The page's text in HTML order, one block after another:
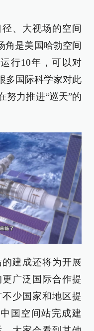
、大视场的空间
是美国哈勃空间
行10年，可以对
多国际科学家对此
努力推进“巡天”的
建成还将为开展
广泛国际合作提
少国家和地区提
国空间站完成建